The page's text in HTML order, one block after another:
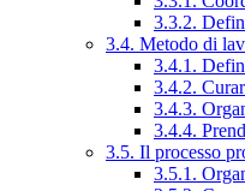
3.3.2.
3.4. Metodo di
3.4.1.
3.4.2.
3.4.3.
3.4.4.
3.5. Il processo
3.5.1.